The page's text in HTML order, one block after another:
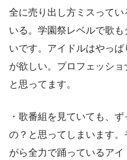
全に売り出し方ミスって
いる。学園祭レベルで歌
いです。アイドルはやっ
が欲しい。プロフェッシ
と思ってます。
・歌番組を見ていても、
の？と思ってしまいます
がら全力で踊っているア